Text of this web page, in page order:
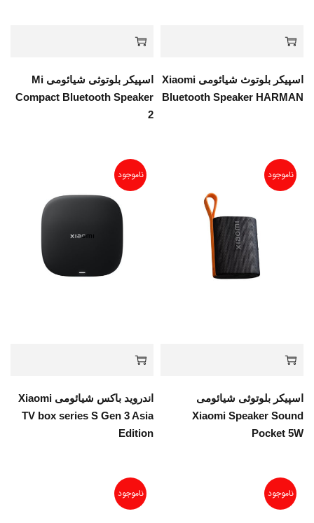
اسپیکر بلوتوث شیائومی Xiaomi
Bluetooth Speaker HARMAN
اسپیکر بلوتوثی شیائومی Mi
Compact Bluetooth Speaker
2
ناموجود
اسپیکر بلوتوثی شیائومی
Xiaomi Speaker Sound
Pocket 5W
ناموجود
اندروید باکس شیائومی Xiaomi
TV box series S Gen 3 Asia
Edition
ناموجود ناموجود